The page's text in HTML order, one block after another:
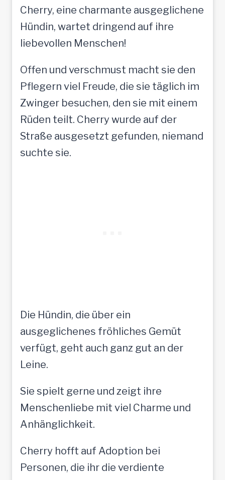
Cherry, eine charmante ausgeglichene
Hündin, wartet dringend auf ihre
liebevollen Menschen!
Offen und verschmust macht sie den
Pflegern viel Freude, die sie täglich im
Zwinger besuchen, den sie mit einem
Rüden teilt. Cherry wurde auf der
Straße ausgesetzt gefunden, niemand
suchte sie.
Die Hündin, die über ein
ausgeglichenes fröhliches Gemüt
verfügt, geht auch ganz gut an der
Leine.
Sie spielt gerne und zeigt ihre
Menschenliebe mit viel Charme und
Anhänglichkeit.
Cherry hofft auf Adoption bei
Personen, die ihr die verdiente